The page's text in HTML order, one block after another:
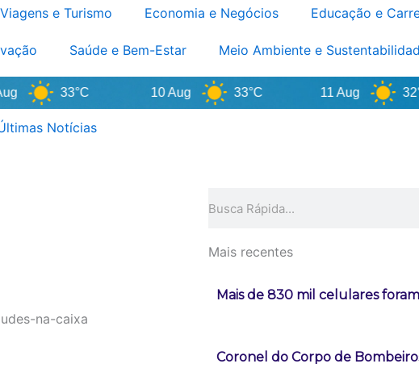
m
Viagens e Turismo Economia e Negócios Educação e
Saúde e Bem-Estar Meio Ambiente e
33°C 10 Aug 33°C 11 Aug 32°C
Notícias
Mais recentes
Mais de 830 mil celulares
Coronel do Corpo de